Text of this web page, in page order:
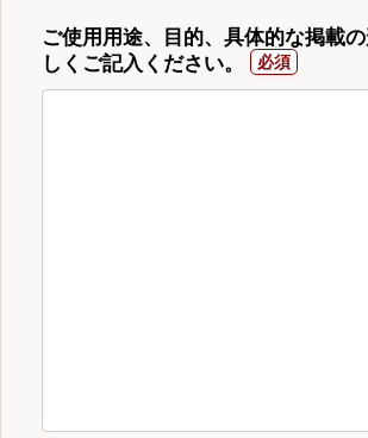
ご使用用途、目的、具体的な掲載
しくご記入ください。